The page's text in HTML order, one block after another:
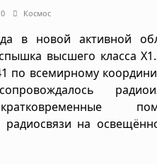
0 Космос
в новой активной
высшего класса
по всемирному
радиосвязи на